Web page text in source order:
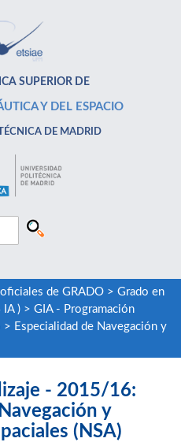
SUPERIOR DE
Y DEL ESPACIO
DE MADRID
de GRADO> Grado en
IA )> GIA - Programación
> Especialidad de Navegación y
- 2015/16:
y
(NSA)